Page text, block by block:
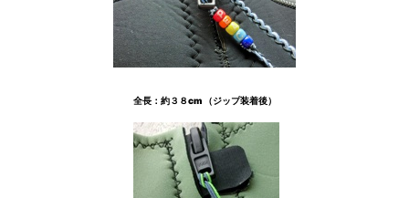
全長：約３８cm （ジップ装着後）